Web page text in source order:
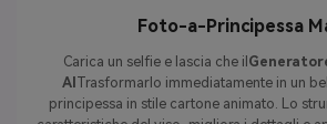
Foto-a-Principessa
Carica un selfie e lascia che il
AI Trasformarlo immediatamente in un
principessa in stile cartone animato. Lo